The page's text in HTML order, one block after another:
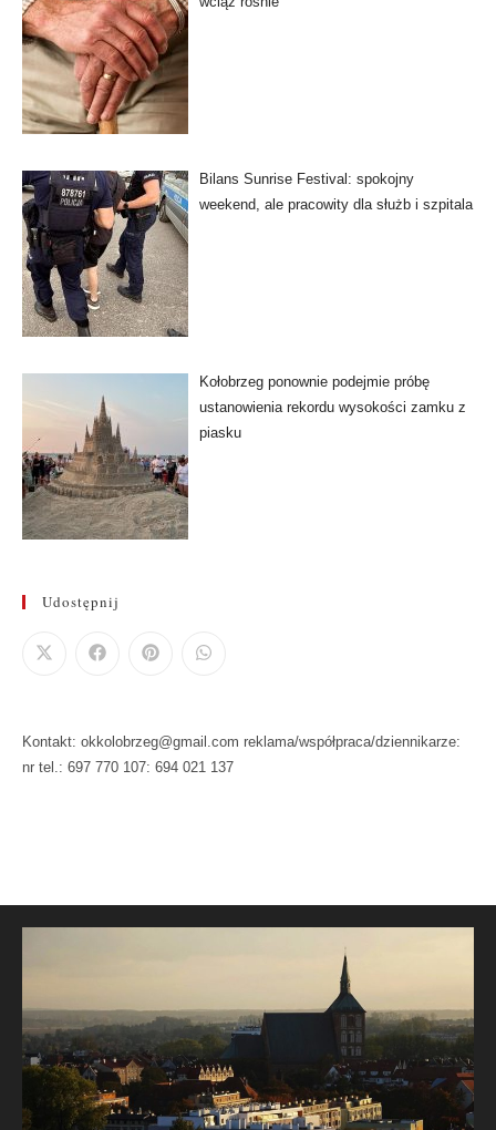
Bilans Sunrise Festival: spokojny
weekend, ale pracowity dla służb i szpitala
Kołobrzeg ponownie podejmie próbę
ustanowienia rekordu wysokości zamku z
piasku
Udostępnij
Kontakt: okkolobrzeg@gmail.com reklama/współpraca/dziennikarze:
nr tel.: 697 770 107: 694 021 137